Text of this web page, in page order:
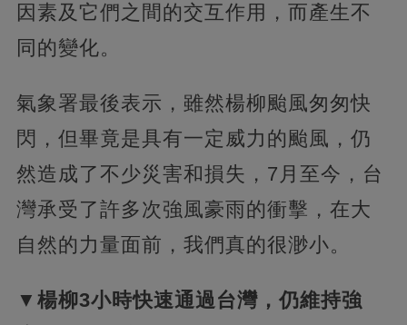
因素及它們之間的交互作用，而產生不
同的變化。
氣象署最後表示，雖然楊柳颱風匆匆快
閃，但畢竟是具有一定威力的颱風，仍
然造成了不少災害和損失，7月至今，台
灣承受了許多次強風豪雨的衝擊，在大
自然的力量面前，我們真的很渺小。
▼楊柳3小時快速通過台灣，仍維持強